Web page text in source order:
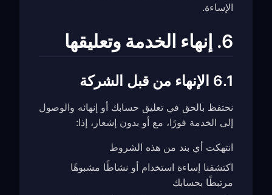
الإساءة.
6. إنهاء الخدمة وتعليقها
6.1 الإنهاء من قبل الشركة
نحتفظ بالحق في تعليق حسابك أو إنهائه والوصول
إلى الخدمة فورًا، مع أو بدون إشعار، إذا:
انتهكت أي بند من هذه الشروط
اكتشفنا إساءة استخدام أو نشاطًا مشبوهًا
مرتبطًا بحسابك